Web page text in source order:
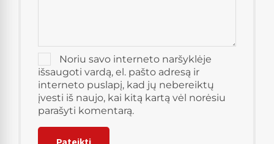
Noriu savo interneto naršyklėje
išsaugoti vardą, el. pašto adresą ir
interneto puslapį, kad jų nebereiktų
įvesti iš naujo, kai kitą kartą vėl norėsiu
parašyti komentarą.